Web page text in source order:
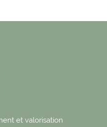
et valorisation